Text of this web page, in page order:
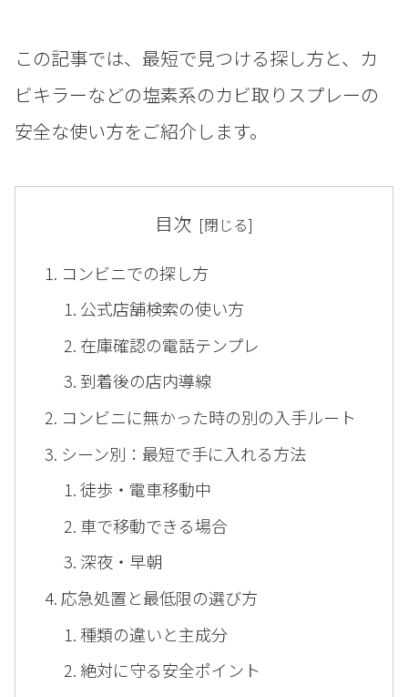
この記事では、最短で見つける探し方と、カ
ビキラーなどの塩素系のカビ取りスプレーの
安全な使い方をご紹介します。
目次
コンビニでの探し方
公式店舗検索の使い方
在庫確認の電話テンプレ
到着後の店内導線
コンビニに無かった時の別の入手ルート
シーン別：最短で手に入れる方法
徒歩・電車移動中
車で移動できる場合
深夜・早朝
応急処置と最低限の選び方
種類の違いと主成分
絶対に守る安全ポイント